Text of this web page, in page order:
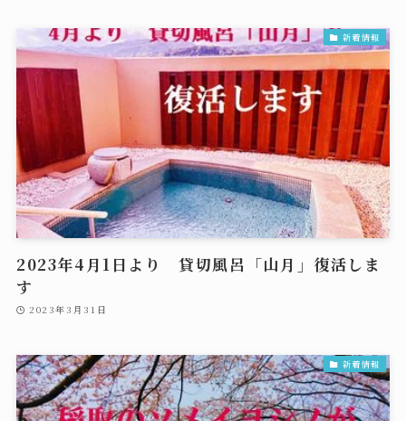
新着情報
2023年4月1日より 貸切風呂「山月」復活しま
す
2023年3月31日
新着情報